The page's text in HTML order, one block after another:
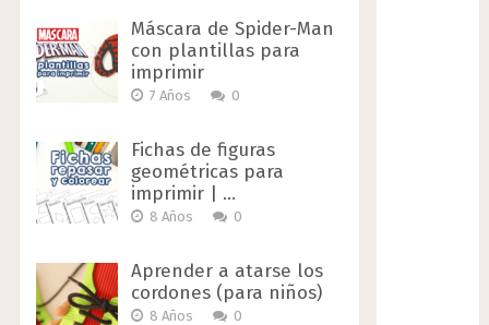
Máscara de Spider-Man
con plantillas para
imprimir
7 Años 0
Fichas de figuras
geométricas para
imprimir | …
8 Años 0
Aprender a atarse los
cordones (para niños)
8 Años 0